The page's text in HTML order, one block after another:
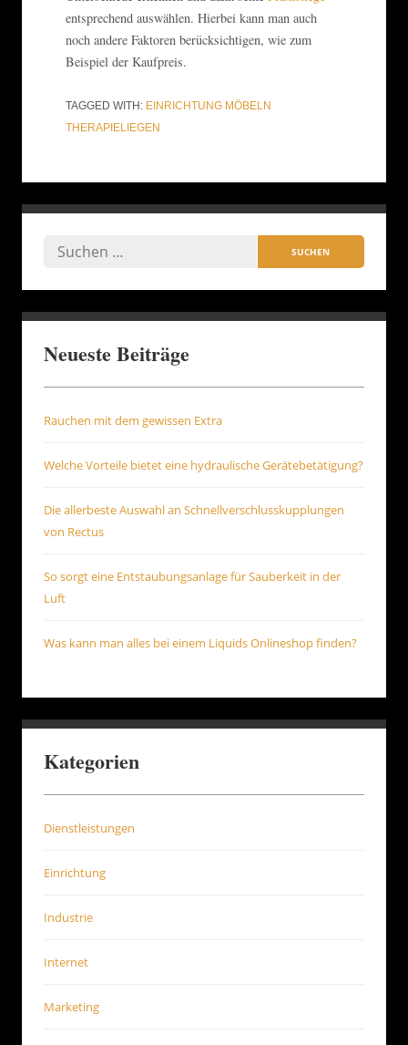
entsprechend auswählen. Hierbei kann man auch
noch andere Faktoren berücksichtigen, wie zum
Beispiel der Kaufpreis.
TAGGED WITH: EINRICHTUNG MÖBELN
THERAPIELIEGEN
Neueste Beiträge
Rauchen mit dem gewissen Extra
Welche Vorteile bietet eine hydraulische Gerätebetätigung?
Die allerbeste Auswahl an Schnellverschlusskupplungen
von Rectus
So sorgt eine Entstaubungsanlage für Sauberkeit in der
Luft
Was kann man alles bei einem Liquids Onlineshop finden?
Kategorien
Dienstleistungen
Einrichtung
Industrie
Internet
Marketing